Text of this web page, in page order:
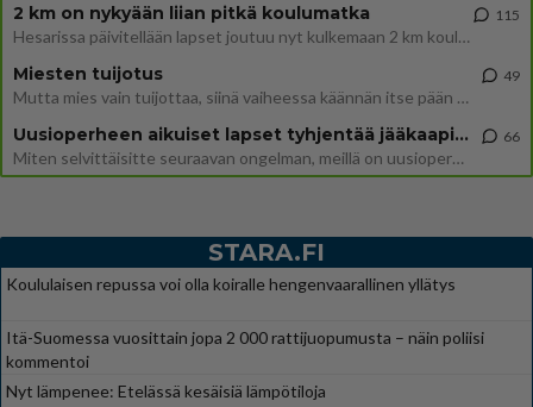
2 km on nykyään liian pitkä koulumatka
Hesarissa päivitellään lapset joutuu nyt kulkemaan 2 km kouluun jösses. Ruostefillarilla tuo matka menee vaikka miten äk
115
Miesten tuijotus
Mutta mies vain tuijottaa, siinä vaiheessa käännän itse pään pois. Mikä juttu? Yleensä jos joku tuijottaa tai katsoo, hä
49
Uusioperheen aikuiset lapset tyhjentää jääkaapin käydessään
Miten selvittäisitte seuraavan ongelman, meillä on uusioperhe, minulla teini-ikäiset lapset ja puolisolla aikuiset, jotk
66
STARA.FI
Koululaisen repussa voi olla koiralle hengenvaarallinen yllätys
Itä-Suomessa vuosittain jopa 2 000 rattijuopumusta – näin poliisi
kommentoi
Nyt lämpenee: Etelässä kesäisiä lämpötiloja